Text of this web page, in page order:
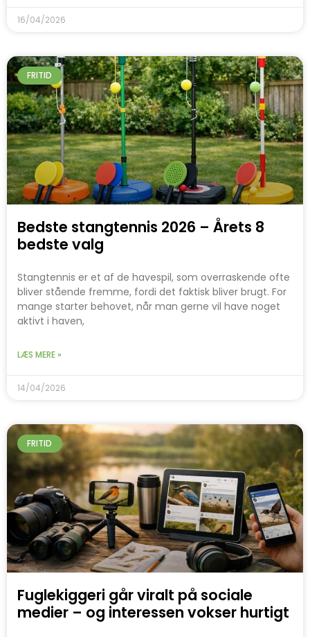
16/04/2026
FRITID
Bedste stangtennis 2026 – Årets 8
bedste valg
Stangtennis er et af de havespil, som overraskende ofte
bliver stående fremme, fordi det faktisk bliver brugt. For
mange starter behovet, når man gerne vil have noget
aktivt i haven,
LÆS MERE »
14/04/2026
FRITID
Fuglekiggeri går viralt på sociale
medier – og interessen vokser hurtigt